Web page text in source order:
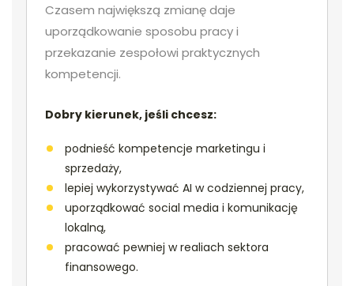
Czasem największą zmianę daje
uporządkowanie sposobu pracy i
przekazanie zespołowi praktycznych
kompetencji.
Dobry kierunek, jeśli chcesz:
podnieść kompetencje marketingu i
sprzedaży,
lepiej wykorzystywać AI w codziennej pracy,
uporządkować social media i komunikację
lokalną,
pracować pewniej w realiach sektora
finansowego.